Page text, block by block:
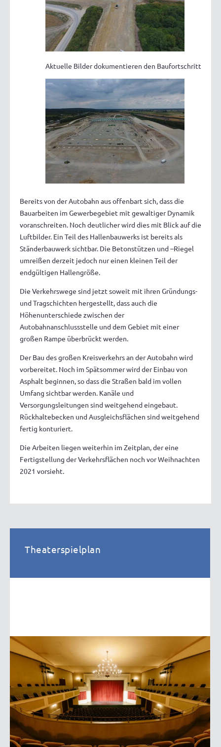
Aktuelle Bilder dokumentieren den Baufortschritt
Bereits von der Autobahn aus offenbart sich, dass die
Bauarbeiten im Gewerbegebiet mit gewaltiger Dynamik
voranschreiten. Noch deutlicher wird dies mit Blick auf die
Luftbilder. Ein Teil des Hallenbauwerks ist bereits als
Ständerbauwerk sichtbar. Die Betonstützen und –Riegel
umreißen derzeit jedoch nur einen kleinen Teil der
endgültigen Hallengröße.
Die Verkehrswege sind jetzt soweit mit ihren Gründungs-
und Tragschichten hergestellt, dass auch die
Höhenunterschiede zwischen der
Autobahnanschlussstelle und dem Gebiet mit einer
großen Rampe überbrückt werden.
Der Bau des großen Kreisverkehrs an der Autobahn wird
vorbereitet. Noch im Spätsommer wird der Einbau von
Asphalt beginnen, so dass die Straßen bald im vollen
Umfang sichtbar werden. Kanäle und
Versorgungsleitungen sind weitgehend eingebaut.
Rückhaltebecken und Ausgleichsflächen sind weitgehend
fertig konturiert.
Die Arbeiten liegen weiterhin im Zeitplan, der eine
Fertigstellung der Verkehrsflächen noch vor Weihnachten
2021 vorsieht.
Theaterspielplan